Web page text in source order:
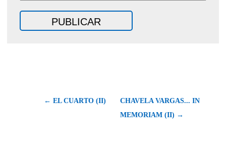
← EL CUARTO (II)
CHAVELA VARGAS... IN
MEMORIAM (II) →